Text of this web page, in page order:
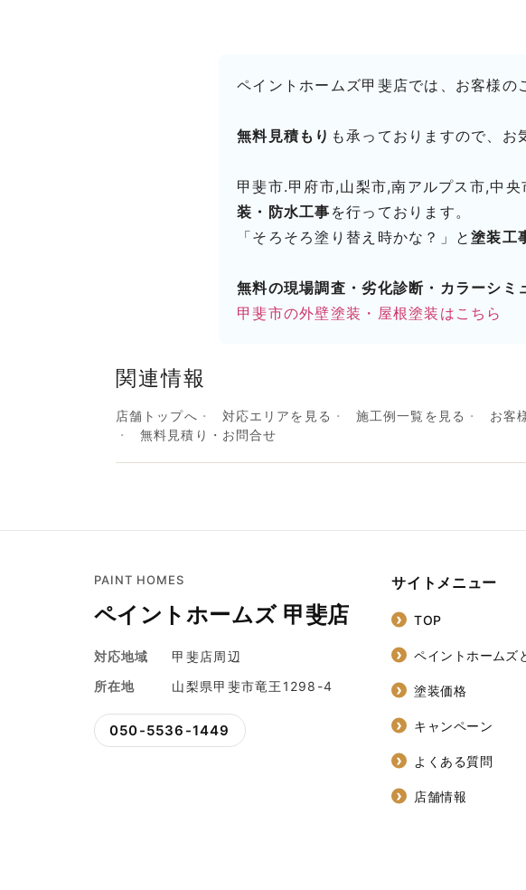
ペイントホームズ甲斐店では、お客様の
無料見積もり も承っておりますので、お
甲斐市.甲府市,山梨市,南アルプス市,中
装・防水工事 を行っております。
「そろそろ塗り替え時かな？」と塗装工
無料の現場調査・劣化診断・カラーシミ
甲斐市の外壁塗装・屋根塗装はこちら
関連情報
店舗トップへ 対応エリアを見る 施工例一覧を見る お客
無料見積り・お問合せ
PAINT HOMES
ペイントホームズ 甲斐店
対応地域
甲斐店周辺
所在地
山梨県甲斐市竜王1298-4
050-5536-1449
サイトメニュー
TOP
ペイントホームズ
塗装価格
キャンペーン
よくある質問
店舗情報